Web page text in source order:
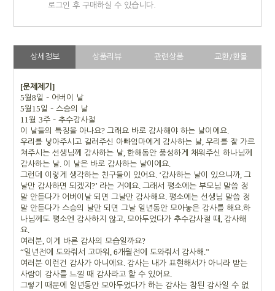
로그인 후 구매하실 수 있습니다.
상세정보 상품리뷰 관련상품 교환/환불
[문제제기 ]
5월8일 – 어버이 날
5월 15일 – 스승의 날
11 월 3주 – 추수감사절
이 날들의 특징을 아나요? 그래요 바로 감사해야 하는 날이에요
우리를 낳아주시고 길러주신 아빠엄마에게 감사하는 날 우리를 잘 가르
쳐주시는 선생님께 감사하는 날 한해동안 풍성하게 채워주신 하나님께
감사하는 날 이 날은 바로 감사하는 날이에요
그런데 이렇게 생각하는 친구들이 있어요 . ‘감사하는 날이 있으니까 그
날만 감사하면 되겠지 ?’ 라는 거예요 그래서 평소에는 부모님 말씀 정
말 안듣다가 어버이날 되면 그날만 감사해요 평소에는 선생님 말씀 정
말 안듣다가 스승의 날만 되면 그날 일년동안 모아놓은 감사를 해요 하
나님께도 평소엔 감사하지 않고 모아두었다가 추수감사절 때
감사해
요
여러분 이게 바른 감사의 모습일까요?
“일년전에 도와줘서 고마워 , 6개월전에 도와줘서 감사해 .”
여러분 이런건 감사가 아니에요 감사는 내가 표현해서가 아니라 받는
사람이 감사를 느낄 때 감사라고 할 수 있어요
그렇기 때문에 일년동안 모아두었다가 하는 감사는 참된 감사일 수 없